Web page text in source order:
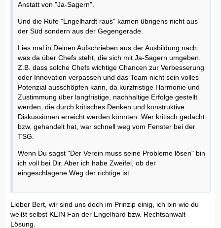
Anstatt von "Ja-Sagern".
Und die Rufe "Engelhardt raus" kamen übrigens nicht aus
der Süd sondern aus der Gegengerade.
Lies mal in Deinen Aufschrieben aus der Ausbildung nach,
was da über Chefs steht, die sich mit Ja-Sagern umgeben.
Z.B. dass solche Chefs wichtige Chancen zur Verbesserung
oder Innovation verpassen und das Team nicht sein volles
Potenzial ausschöpfen kann, da kurzfristige Harmonie und
Zustimmung über langfristige, nachhaltige Erfolge gestellt
werden, die durch kritisches Denken und konstruktive
Diskussionen erreicht werden könnten. Wer kritisch gedacht
bzw. gehandelt hat, war schnell weg vom Fenster bei der
TSG.
Wenn Du sagst "Der Verein muss seine Probleme lösen" bin
ich voll bei Dir. Aber ich habe Zweifel, ob der
eingeschlagene Weg der richtige ist.
Lieber Bert, wir sind uns doch im Prinzip einig, ich bin wie du
weißt selbst KEIN Fan der Engelhard bzw. Rechtsanwalt-
Lösung.